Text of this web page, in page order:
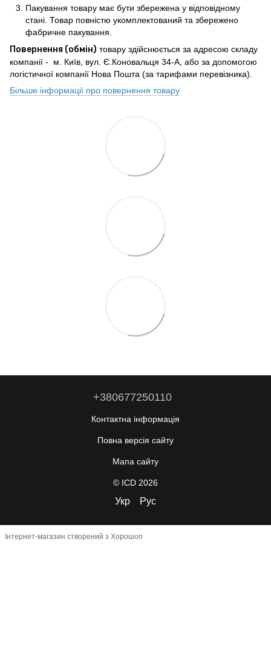
Пакування товару має бути збережена у відповідному
стані. Товар повністю укомплектований та збережено
фабричне пакування.
Повернення (обмін) товару здійснюється за адресою складу
компанії - м. Київ, вул. Є.Коновальця 34-А, або за допомогою
логістичної компанії Нова Пошта (за тарифами перевізника).
Більше інформації про повернення товару
+380677250110
Контактна інформація
Повна версія сайту
Мапа сайту
© ICD 2026
Укр Рус
Інтернет-магазин створений з Хорошоп